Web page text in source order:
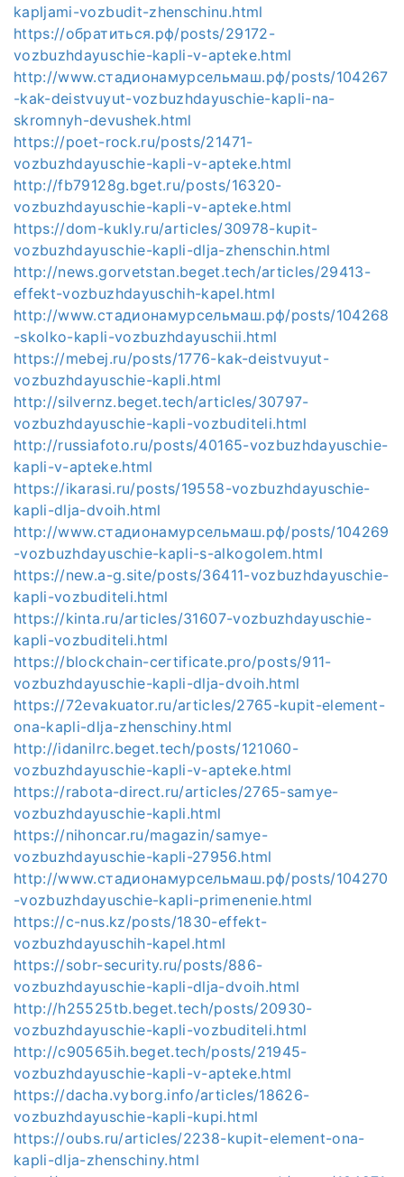
kapljami-vozbudit-zhenschinu.html
https://обратиться.рф/posts/29172-
vozbuzhdayuschie-kapli-v-apteke.html
http://www.стадионамурсельмаш.рф/posts/104267
-kak-deistvuyut-vozbuzhdayuschie-kapli-na-
skromnyh-devushek.html
https://poet-rock.ru/posts/21471-
vozbuzhdayuschie-kapli-v-apteke.html
http://fb79128g.bget.ru/posts/16320-
vozbuzhdayuschie-kapli-v-apteke.html
https://dom-kukly.ru/articles/30978-kupit-
vozbuzhdayuschie-kapli-dlja-zhenschin.html
http://news.gorvetstan.beget.tech/articles/29413-
effekt-vozbuzhdayuschih-kapel.html
http://www.стадионамурсельмаш.рф/posts/104268
-skolko-kapli-vozbuzhdayuschii.html
https://mebej.ru/posts/1776-kak-deistvuyut-
vozbuzhdayuschie-kapli.html
http://silvernz.beget.tech/articles/30797-
vozbuzhdayuschie-kapli-vozbuditeli.html
http://russiafoto.ru/posts/40165-vozbuzhdayuschie-
kapli-v-apteke.html
https://ikarasi.ru/posts/19558-vozbuzhdayuschie-
kapli-dlja-dvoih.html
http://www.стадионамурсельмаш.рф/posts/104269
-vozbuzhdayuschie-kapli-s-alkogolem.html
https://new.a-g.site/posts/36411-vozbuzhdayuschie-
kapli-vozbuditeli.html
https://kinta.ru/articles/31607-vozbuzhdayuschie-
kapli-vozbuditeli.html
https://blockchain-certificate.pro/posts/911-
vozbuzhdayuschie-kapli-dlja-dvoih.html
https://72evakuator.ru/articles/2765-kupit-element-
ona-kapli-dlja-zhenschiny.html
http://idanilrc.beget.tech/posts/121060-
vozbuzhdayuschie-kapli-v-apteke.html
https://rabota-direct.ru/articles/2765-samye-
vozbuzhdayuschie-kapli.html
https://nihoncar.ru/magazin/samye-
vozbuzhdayuschie-kapli-27956.html
http://www.стадионамурсельмаш.рф/posts/104270
-vozbuzhdayuschie-kapli-primenenie.html
https://c-nus.kz/posts/1830-effekt-
vozbuzhdayuschih-kapel.html
https://sobr-security.ru/posts/886-
vozbuzhdayuschie-kapli-dlja-dvoih.html
http://h25525tb.beget.tech/posts/20930-
vozbuzhdayuschie-kapli-vozbuditeli.html
http://c90565ih.beget.tech/posts/21945-
vozbuzhdayuschie-kapli-v-apteke.html
https://dacha.vyborg.info/articles/18626-
vozbuzhdayuschie-kapli-kupi.html
https://oubs.ru/articles/2238-kupit-element-ona-
kapli-dlja-zhenschiny.html